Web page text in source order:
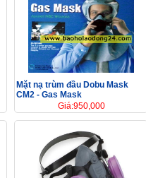
Mặt nạ trùm đầu Dobu Mask
CM2 - Gas Mask
Giá:950,000